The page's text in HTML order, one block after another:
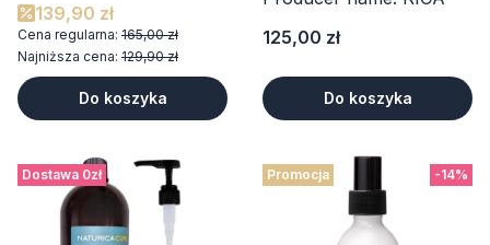
139,90 zł
Cena regularna: 165,00 zł
Najniższa cena: 129,90 zł
Do koszyka
Cena
125,00 zł
Do koszyka
Dostawa 0zł -14%
Promocja